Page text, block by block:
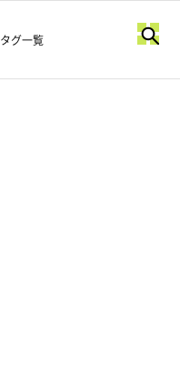
タグ一覧